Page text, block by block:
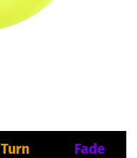
Turn Fade